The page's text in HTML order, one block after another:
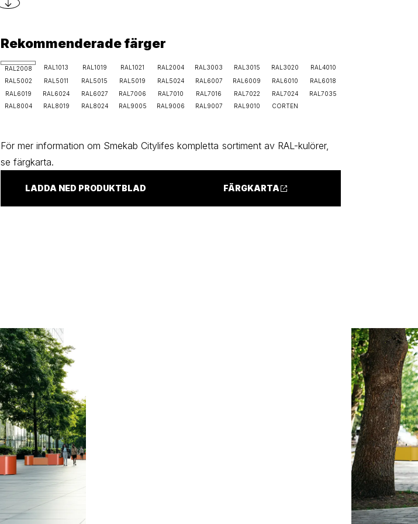
Rekommenderade färger
RAL2008 RAL1013 RAL1019 RAL1021 RAL2004 RAL3003 RAL3015 RAL3020
RAL4010
RAL5002
RAL5011 RAL5015 RAL5019 RAL5024 RAL6007 RAL6009 RAL6010
RAL6018
RAL6019
RAL6024 RAL6027 RAL7006 RAL7010 RAL7016 RAL7022 RAL7024
RAL7035
RAL8004
RAL8019 RAL8024 RAL9005 RAL9006 RAL9007 RAL9010 CORTEN
För mer information om Smekab Citylifes kompletta sortiment av RAL-kulörer,
se färgkarta.
LADDA NED PRODUKTBLAD FÄRGKARTA